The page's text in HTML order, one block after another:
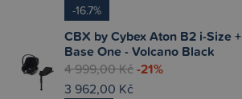
-16.7%
CBX by Cybex Aton B2 i-Size +
Base One - Volcano Black
4 999,00 Kč-21%
3 962,00 Kč